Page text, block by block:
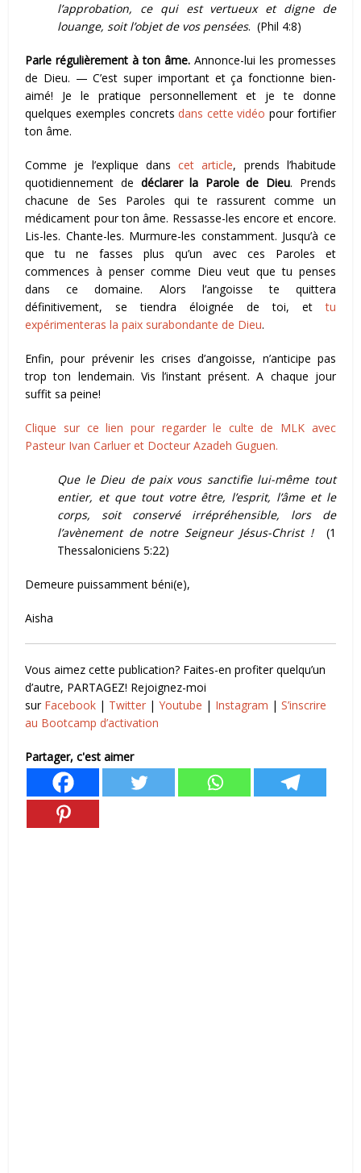
l’approbation, ce qui est vertueux et digne de
louange, soit l’objet de vos pensées. (Phil 4:8)
Parle régulièrement à ton âme.Annonce-lui les promesses
de Dieu. — C’est super important et ça fonctionne bien-
aimé! Je le pratique personnellement et je te donne
quelques exemples concretsdans cette vidéo pour fortifier
ton âme.
Comme je l’explique danscet article, prends l’habitude
quotidiennement de déclarer la Parole de Dieu. Prends
chacune de Ses Paroles qui te rassurent comme un
médicament pour ton âme. Ressasse-les encore et encore.
Lis-les. Chante-les. Murmure-les constamment. Jusqu’à ce
que tu ne fassesplus qu’un avec ces Paroles et
commences à penser comme Dieu veut que tu penses
dans ce domaine. Alors l’angoisse te quittera
définitivement, se tiendra éloignée de toi, ettu
expérimenteras la paix surabondante de Dieu.
Enfin, pour prévenir les crises d’angoisse, n’anticipe pas
trop ton lendemain. Vis l’instant présent. A chaque jour
suffit sa peine!
Clique sur ce lien pour regarder le culte de MLK avec
Pasteur Ivan Carluer et Docteur Azadeh Guguen.
Que le Dieu de paix vous sanctifie lui-même tout
entier, et que tout votre être, l’esprit, l’âme et le
corps, soit conservé irrépréhensible, lors de
l’avènement de notre Seigneur Jésus-Christ !(1
Thessaloniciens 5:22)
Demeure puissamment béni(e),
Aisha
Vous aimez cette publication? Faites-en profiter quelqu’un
d’autre, PARTAGEZ! Rejoignez-moi
sur Facebook | Twitter |Youtube | Instagram |S’inscrire
au Bootcamp d’activation
Partager, c'est aimer